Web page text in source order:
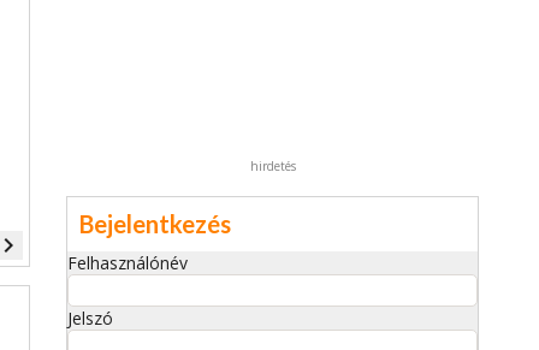
navigate_next
hirdetés
Bejelentkezés
Felhasználónév
Jelszó